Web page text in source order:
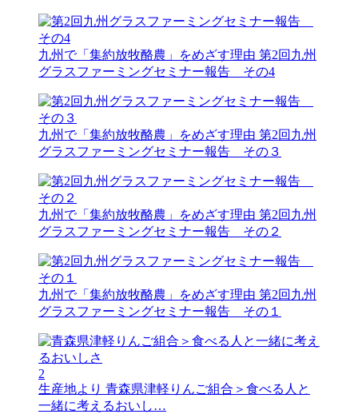
九州で「集約放牧酪農」をめざす理由 第2回九州
グラスファーミングセミナー報告 その4
九州で「集約放牧酪農」をめざす理由 第2回九州
グラスファーミングセミナー報告 その３
九州で「集約放牧酪農」をめざす理由 第2回九州
グラスファーミングセミナー報告 その２
九州で「集約放牧酪農」をめざす理由 第2回九州
グラスファーミングセミナー報告 その１
2
生産地より 青森県津軽りんご組合＞食べる人と
一緒に考えるおいし…